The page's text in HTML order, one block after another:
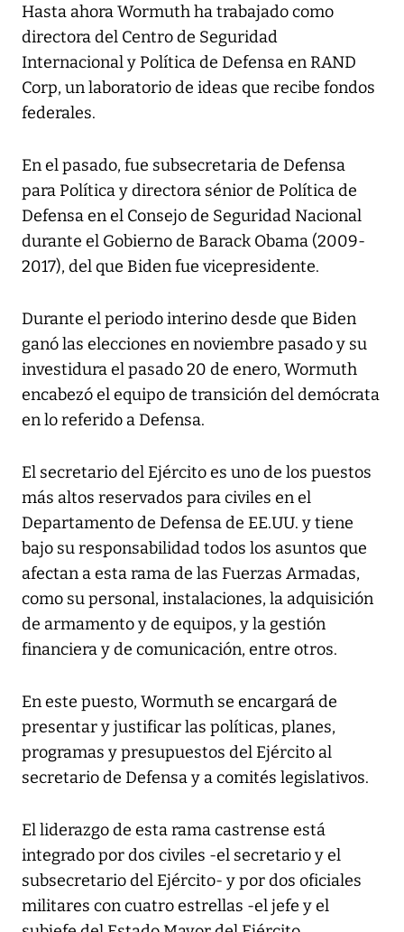
Hasta ahora Wormuth ha trabajado como
directora del Centro de Seguridad
Internacional y Política de Defensa en RAND
Corp, un laboratorio de ideas que recibe fondos
federales.
En el pasado, fue subsecretaria de Defensa
para Política y directora sénior de Política de
Defensa en el Consejo de Seguridad Nacional
durante el Gobierno de Barack Obama (2009-
2017), del que Biden fue vicepresidente.
Durante el periodo interino desde que Biden
ganó las elecciones en noviembre pasado y su
investidura el pasado 20 de enero, Wormuth
encabezó el equipo de transición del demócrata
en lo referido a Defensa.
El secretario del Ejército es uno de los puestos
más altos reservados para civiles en el
Departamento de Defensa de EE.UU. y tiene
bajo su responsabilidad todos los asuntos que
afectan a esta rama de las Fuerzas Armadas,
como su personal, instalaciones, la adquisición
de armamento y de equipos, y la gestión
financiera y de comunicación, entre otros.
En este puesto, Wormuth se encargará de
presentar y justificar las políticas, planes,
programas y presupuestos del Ejército al
secretario de Defensa y a comités legislativos.
El liderazgo de esta rama castrense está
integrado por dos civiles -el secretario y el
subsecretario del Ejército- y por dos oficiales
militares con cuatro estrellas -el jefe y el